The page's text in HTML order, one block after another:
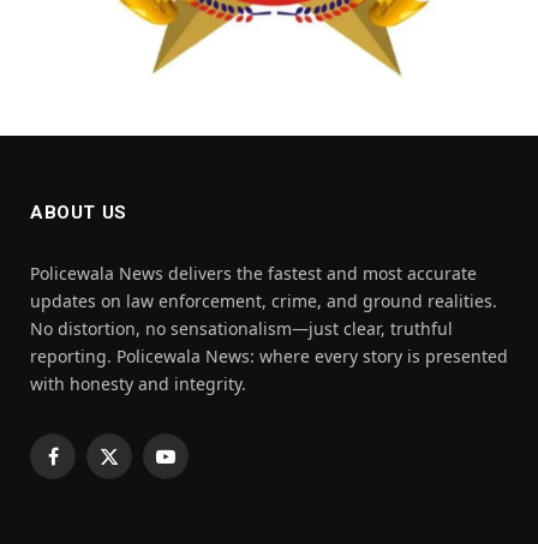
ABOUT US
Policewala News delivers the fastest and most accurate
updates on law enforcement, crime, and ground realities.
No distortion, no sensationalism—just clear, truthful
reporting. Policewala News: where every story is presented
with honesty and integrity.
Facebook
X
YouTube